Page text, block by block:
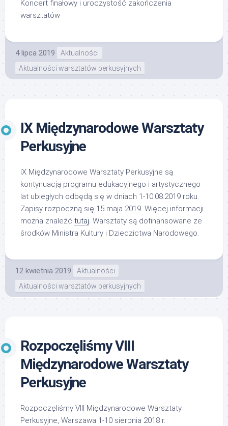
Koncert finałowy i uroczystość zakończenia
warsztatów
4 lipca 2019
Aktualności
Aktualności warsztatów perkusyjnych
IX Międzynarodowe Warsztaty
Perkusyjne
IX Międzynarodowe Warsztaty Perkusyjne są
kontynuacją programu edukacyjnego i artystycznego
lat ubiegłych odbędą się w dniach 1-10.08.2019 roku.
Zapisy rozpoczną się 15 maja 2019. Więcej informacji
można znaleźć tutaj. Warsztaty są dofinansowane ze
środków Ministra Kultury i Dziedzictwa Narodowego.
12 kwietnia 2019
Aktualności
Aktualności warsztatów perkusyjnych
Rozpoczęliśmy VIII
Międzynarodowe Warsztaty
Perkusyjne
Rozpoczęliśmy VIII Międzynarodowe Warsztaty
Perkusyjne, Warszawa 1-10 sierpnia 2018 r.